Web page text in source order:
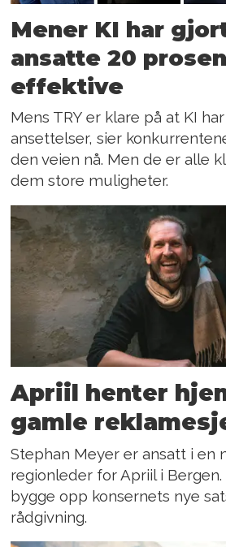
Mener KI har
ansatte 20
effektive
Mens TRY er klare på at KI
ansettelser, sier
den veien nå. Men de er alle
dem store muligheter.
Apriil henter
gamle
Stephan Meyer er ansatt i en
regionleder for Apriil i Bergen.
bygge opp konsernets nye
rådgivning.